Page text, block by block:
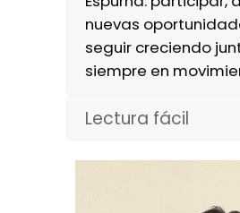
nuevas
seguir creciendo
siempre en
Lectura fácil